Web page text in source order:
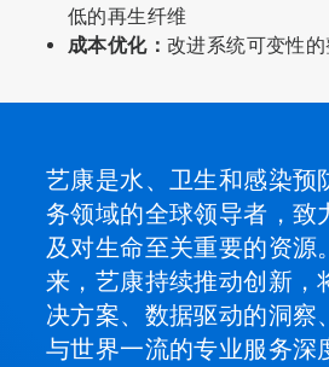
低的再生纤维
成本优化： 改进系统可变性
艺康是水、卫生和感染预
务领域的全球领导者，致
及对生命至关重要的资源
来，艺康持续推动创新，
决方案、数据驱动的洞察
与世界一流的专业服务深